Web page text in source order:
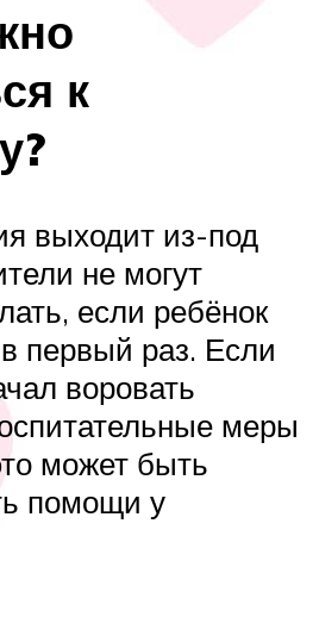
к
выходит из-под
не могут
если ребёнок
первый раз. Если
воровать
меры
может быть
помощи у